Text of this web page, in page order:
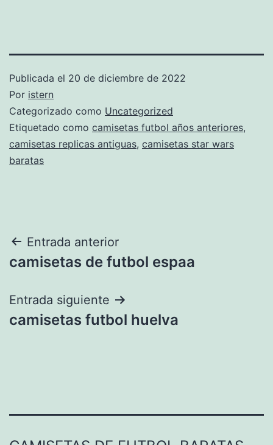
Publicada el 20 de diciembre de 2022
Por istern
Categorizado como Uncategorized
Etiquetado como camisetas futbol años anteriores,
camisetas replicas antiguas, camisetas star wars
baratas
Navegación
de
entradas
Entrada anterior
camisetas de futbol espaa
Entrada siguiente
camisetas futbol huelva